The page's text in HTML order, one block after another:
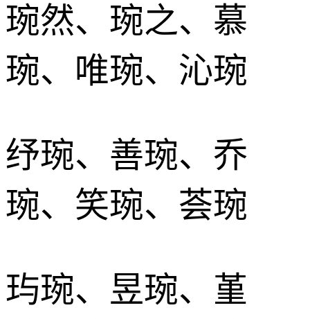
琬然、琬之、慕
琬、唯琬、沁琬
纾琬、善琬、乔
琬、笑琬、荟琬
玙琬、昱琬、堇